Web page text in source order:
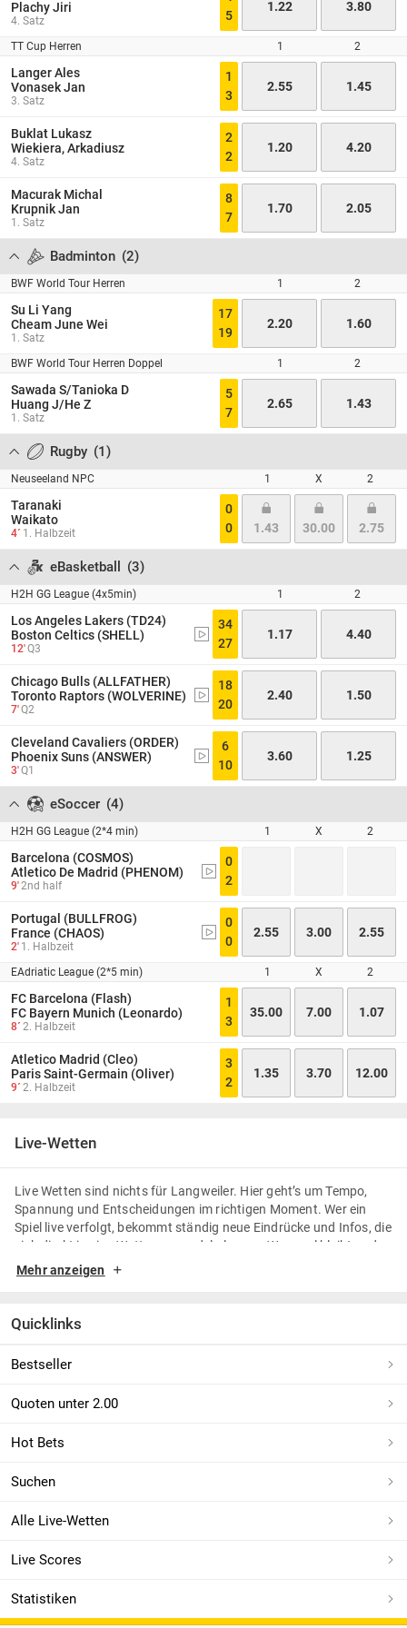
Plachy Jiri
4. Satz
5
1.22 3.80
TT Cup Herren 1 2
Langer Ales
Vonasek Jan
3. Satz
1
3
2.55 1.45
Buklat Lukasz
Wiekiera, Arkadiusz
4. Satz
2
2
1.20 4.20
Macurak Michal
Krupnik Jan
1. Satz
8
7
1.70 2.05
Badminton (2)
BWF World Tour Herren 1 2
Su Li Yang
Cheam June Wei
1. Satz
17
19
2.20 1.60
BWF World Tour Herren Doppel 1 2
Sawada S/Tanioka D
Huang J/He Z
1. Satz
5
7
2.65 1.43
Rugby (1)
Neuseeland NPC 1 X 2
Taranaki
Waikato
4´ 1. Halbzeit
0
0
1.43 30.00 2.75
eBasketball (3)
H2H GG League (4x5min) 1 2
Los Angeles Lakers (TD24)
Boston Celtics (SHELL)
12'Q3
34
27
1.17 4.40
Chicago Bulls (ALLFATHER)
Toronto Raptors (WOLVERINE)
7'Q2
18
20
2.40 1.50
Cleveland Cavaliers (ORDER)
Phoenix Suns (ANSWER)
3'Q1
6
10
3.60 1.25
eSoccer (4)
H2H GG League (2*4 min) 1 X 2
Barcelona (COSMOS)
Atletico De Madrid (PHENOM)
9'2nd half
0
2
Portugal (BULLFROG)
France (CHAOS)
2' 1. Halbzeit
0
0
2.55 3.00 2.55
EAdriatic League (2*5 min) 1 X 2
FC Barcelona (Flash)
FC Bayern Munich (Leonardo)
8´ 2. Halbzeit
1
3
35.00 7.00 1.07
Atletico Madrid (Cleo)
Paris Saint-Germain (Oliver)
9´ 2. Halbzeit
3
2
1.35 3.70 12.00
Live-Wetten
Live Wetten sind nichts für Langweiler. Hier geht’s um Tempo,
Spannung und Entscheidungen im richtigen Moment. Wer ein
Spiel live verfolgt, bekommt ständig neue Eindrücke und Infos, die
sich direkt in eine Wette verwandeln lassen. Wer cool bleibt und
einen Plan hat, kann wirklich profitieren.
dem Anpfiff, sondern mitten im Geschehen. Tore, Karten oder ein
Deshalb gilt: nicht nur auf Bauchgefühl setzen, sondern mit
Die Quoten ändern sich ständig. Ein schneller Vergleich lohnt
Value.
mitzuspielen, konzentriere dich auf einen Bereich – zum
Beispiel Tore, Handicaps oder Restzeitwetten. So baust du
Erfahrung auf und erkennst schneller, wann sich eine Wette
Mehr anzeigen
Quicklinks
Bestseller
Quoten unter 2.00
Hot Bets
Suchen
Alle Live-Wetten
Live Scores
Statistiken